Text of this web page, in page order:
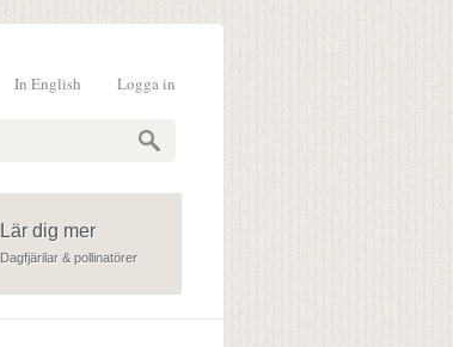
Logga in
In English
Lär dig mer
Dagfjärilar & pollinatörer